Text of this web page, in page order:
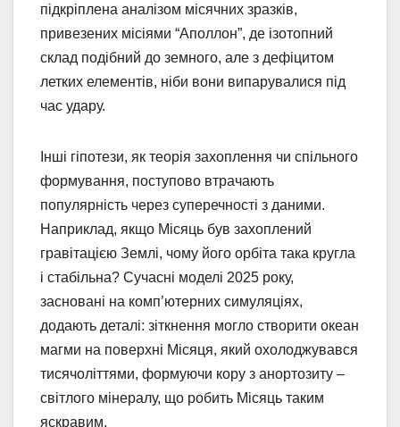
підкріплена аналізом місячних зразків,
привезених місіями “Аполлон”, де ізотопний
склад подібний до земного, але з дефіцитом
летких елементів, ніби вони випарувалися під
час удару.
Інші гіпотези, як теорія захоплення чи спільного
формування, поступово втрачають
популярність через суперечності з даними.
Наприклад, якщо Місяць був захоплений
гравітацією Землі, чому його орбіта така кругла
і стабільна? Сучасні моделі 2025 року,
засновані на комп’ютерних симуляціях,
додають деталі: зіткнення могло створити океан
магми на поверхні Місяця, який охолоджувався
тисячоліттями, формуючи кору з анортозиту –
світлого мінералу, що робить Місяць таким
яскравим.